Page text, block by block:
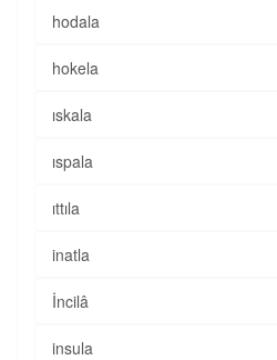
hodala
hokela
ıskala
ıspala
ıttıla
inatla
İncilâ
insula